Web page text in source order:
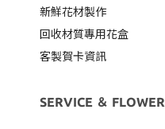
新鮮花材製作
回收材質專用花盒
客製賀卡資訊
SERVICE ＆ FLOWER